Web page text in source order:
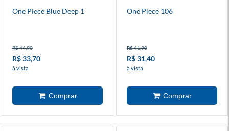
One Piece Blue Deep 1
R$ 44,90
R$ 33,70
à vista
One Piece 106
R$ 41,90
R$ 31,40
à vista